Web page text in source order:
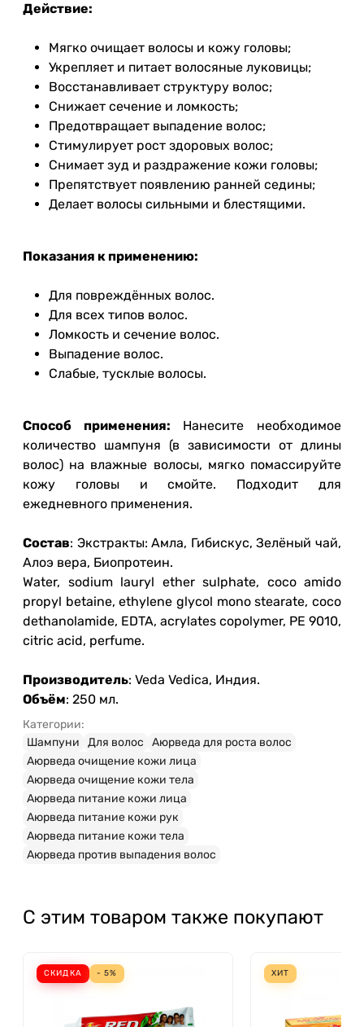
Действие:
Мягко очищает волосы и кожу головы;
Укрепляет и питает волосяные луковицы;
Восстанавливает структуру волос;
Снижает сечение и ломкость;
Предотвращает выпадение волос;
Стимулирует рост здоровых волос;
Снимает зуд и раздражение кожи головы;
Препятствует появлению ранней седины;
Делает волосы сильными и блестящими.
Показания к применению:
Для повреждённых волос.
Для всех типов волос.
Ломкость и сечение волос.
Выпадение волос.
Слабые, тусклые волосы.
Способ применения: Нанесите необходимое
количество шампуня (в зависимости от длины
волос) на влажные волосы, мягко помассируйте
кожу головы и смойте. Подходит для
ежедневного применения.
Состав: Экстракты: Амла, Гибискус, Зелёный чай,
Алоэ вера, Биопротеин.
Water, sodium lauryl ether sulphate, coco amido
propyl betaine, ethylene glycol mono stearate, coco
dethanolamide, EDTA, acrylates copolymer, PE 9010,
citric acid, perfume.
Производитель: Veda Vedica, Индия.
Объём: 250 мл.
Категории:
Шампуни
Для волос
Аюрведа для роста волос
Аюрведа очищение кожи лица
Аюрведа очищение кожи тела
Аюрведа питание кожи лица
Аюрведа питание кожи рук
Аюрведа питание кожи тела
Аюрведа против выпадения волос
С этим товаром также покупают
СКИДКА - 5% ХИТ